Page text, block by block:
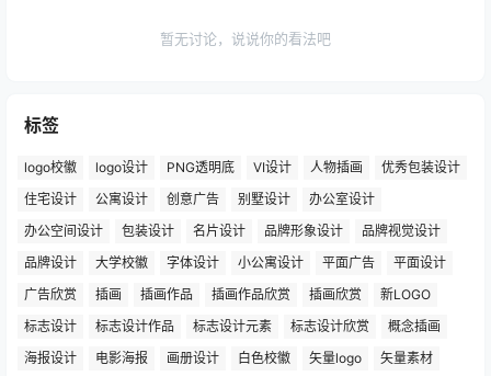
暂无讨论，说说你的看法吧
标签
logo校徽 logo设计 PNG透明底 VI设计 人物插画
优秀包装设计
住宅设计
公寓设计 创意广告 别墅设计
办公室设计
办公空间设计
包装设计 名片设计 品牌形象设计
品牌视觉设计
品牌设计
大学校徽 字体设计 小公寓设计 平面广告
平面设计
广告欣赏
插画 插画作品 插画作品欣赏 插画欣赏
新LOGO
标志设计
标志设计作品 标志设计元素 标志设计欣赏
概念插画
海报设计
电影海报 画册设计 白色校徽 矢量logo 矢量素材